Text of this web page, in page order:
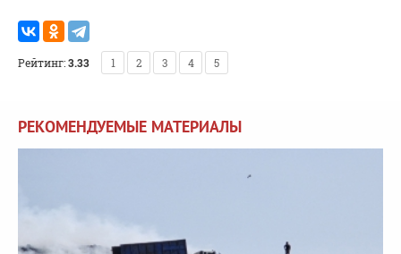
Рейтинг:3.33 1 2 3 4 5
РЕКОМЕНДУЕМЫЕ МАТЕРИАЛЫ